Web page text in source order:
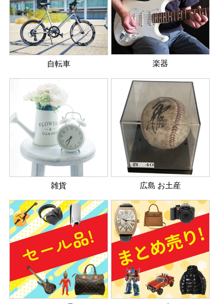
自転車 楽器
雑貨 広島 お土産